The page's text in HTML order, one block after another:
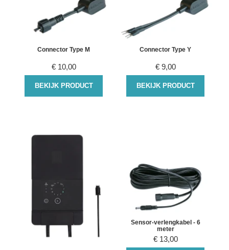
Connector Type M
€ 10,00
BEKIJK PRODUCT
Connector Type Y
€ 9,00
BEKIJK PRODUCT
Sensor-verlengkabel - 6
meter
€ 13,00